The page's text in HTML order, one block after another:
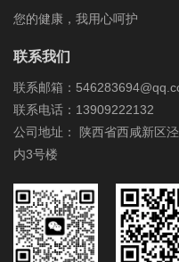
您的健康，我用心呵护
联系我们
联系邮箱：
联系电话：13909222132
公司地址： 陕西省西咸新区
内3号楼